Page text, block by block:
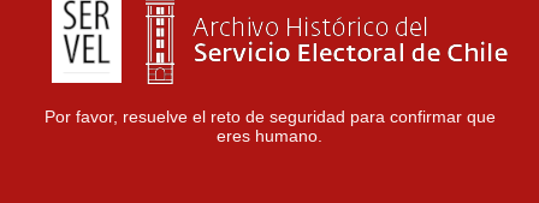
Por favor, resuelve el reto de seguridad para confirmar que
eres humano.